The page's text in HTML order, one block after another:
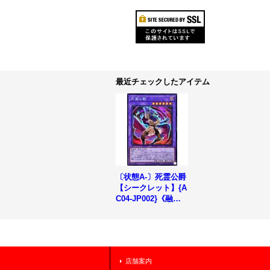
最近チェックしたアイテム
〔状態A-〕死霊公爵
【シークレット】{A
C04-JP002}《融
店舗案内